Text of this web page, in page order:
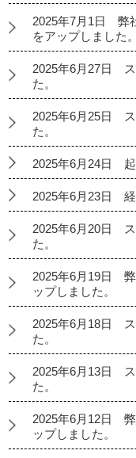
2025年7月1日 弊
をアップしました。
2025年6月27日 ス
た。
2025年6月25日 ス
た。
2025年6月24日 起
2025年6月23日 経
2025年6月20日 ス
た。
2025年6月19日
ップしました。
2025年6月18日 ス
た。
2025年6月13日 ス
た。
2025年6月12日
ップしました。